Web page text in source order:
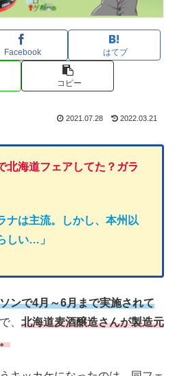
Facebook はてブ
コピー
2021.07.28 2022.03.21
北海道フェアしてた？ガラ
ナは主流。しかし、本州以
しい…」
ンで4月～6月まで実施されて
、 北海道麦酒醸造さんが製造元